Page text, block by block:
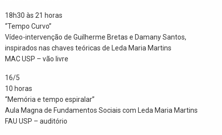
18h30 às 21 horas
“Tempo Curvo”
Vídeo-intervenção de Guilherme Bretas e Damany Santos,
inspirados nas chaves teóricas de Leda Maria Martins
MAC USP – vão livre
16/5
10 horas
“Memória e tempo espiralar”
Aula Magna de Fundamentos Sociais com Leda Maria Martins
FAU USP – auditório